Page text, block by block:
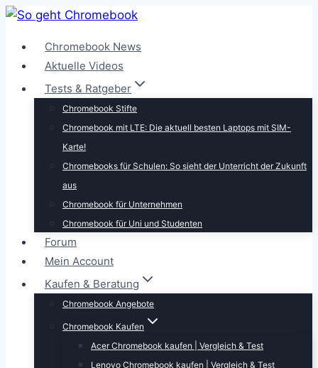
Zum
springenChromebook News
Aktuelle Videos
Tests & Ratgeber
Chromebook Stifte
Chromebook mit LTE: Die aktuell besten Laptops mit SIM-
Karte!
Chromebooks für Schulen: So sieht der Unterricht der Zukunft
aus
Chromebook für Unternehmen
Chromebook für Uni und Studenten
Forum
Mein Account
Kaufen & Beratung
Chromebook Angebote
Chromebook Kaufen
Acer Chromebook kaufen | Vergleich & Test
Lenovo Chromebook kaufen | Vergleich & Test